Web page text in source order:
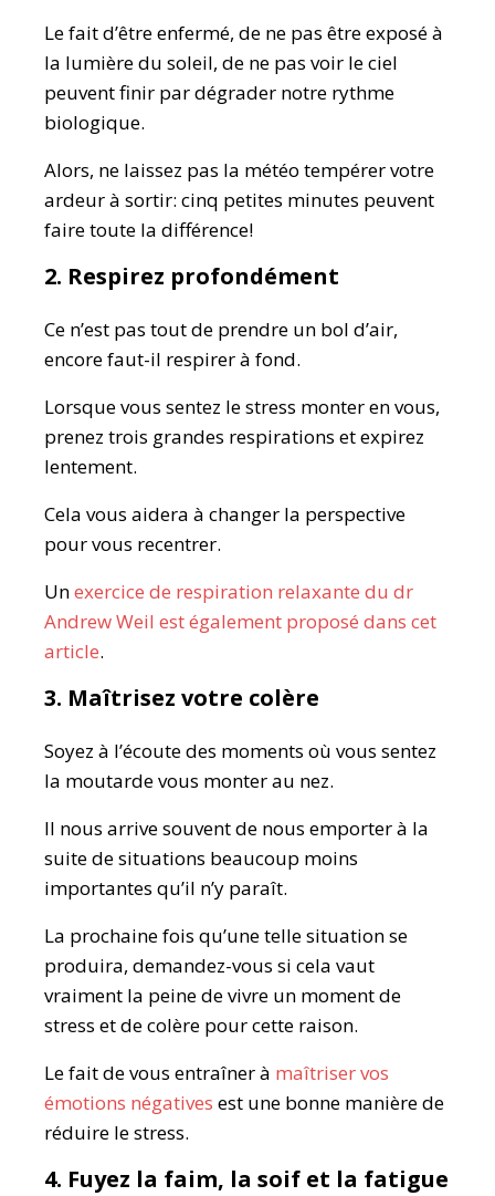
Le fait d’être enfermé, de ne pas être exposé à
la lumière du soleil, de ne pas voir le ciel
peuvent finir par dégrader notre rythme
biologique.
Alors, ne laissez pas la météo tempérer votre
ardeur à sortir: cinq petites minutes peuvent
faire toute la différence!
2. Respirez profondément
Ce n’est pas tout de prendre un bol d’air,
encore faut-il respirer à fond.
Lorsque vous sentez le stress monter en vous,
prenez trois grandes respirations et expirez
lentement.
Cela vous aidera à changer la perspective
pour vous recentrer.
Unexercice de respiration relaxante du dr
Andrew Weil est également proposé dans cet
article.
3. Maîtrisez votre colère
Soyez à l’écoute des moments où vous sentez
la moutarde vous monter au nez.
Il nous arrive souvent de nous emporter à la
suite de situations beaucoup moins
importantes qu’il n’y paraît.
La prochaine fois qu’une telle situation se
produira, demandez-vous si cela vaut
vraiment la peine de vivre un moment de
stress et de colère pour cette raison.
Le fait de vous entraîner à maîtriser vos
émotions négatives est une bonne manière de
réduire le stress.
4. Fuyez la faim, la soif et la fatigue